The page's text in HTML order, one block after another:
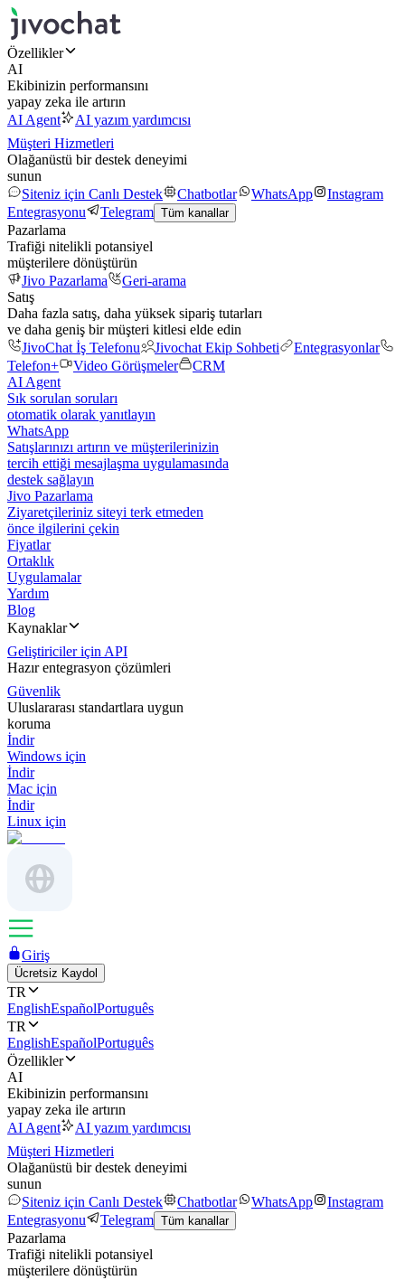
Özellikler
AI
Ekibinizin performansını
yapay zeka ile artırın
AI Agent
AI yazım yardımcısı
Müşteri Hizmetleri
Olağanüstü bir destek deneyimi
sunun
Siteniz için Canlı Destek
Chatbotlar WhatsApp
Instagram
Entegrasyonu
Telegram Tüm kanallar
Pazarlama
Trafiği nitelikli potansiyel
müşterilere dönüştürün
Jivo Pazarlama
Geri-arama
Satış
Daha fazla satış, daha yüksek sipariş tutarları
ve daha geniş bir müşteri kitlesi elde edin
JivoChat İş Telefonu
Jivochat Ekip Sohbeti
Entegrasyonlar
Telefon+
Video Görüşmeler
CRM
AI Agent
Sık sorulan soruları
otomatik olarak yanıtlayın
WhatsApp
Satışlarınızı artırın ve müşterilerinizin
tercih ettiği mesajlaşma uygulamasında
destek sağlayın
Jivo Pazarlama
Ziyaretçileriniz siteyi terk etmeden
önce ilgilerini çekin
Fiyatlar
Ortaklık
Uygulamalar
Yardım
Blog
Kaynaklar
Geliştiriciler için API
Hazır entegrasyon çözümleri
Güvenlik
Uluslararası standartlara uygun
koruma
İndir
Windows için
İndir
Mac için
İndir
Linux için
Giriş
Ücretsiz Kaydol
TR
EnglishEspañolPortuguês
TR
EnglishEspañolPortuguês
Özellikler
AI
Ekibinizin performansını
yapay zeka ile artırın
AI Agent
AI yazım yardımcısı
Müşteri Hizmetleri
Olağanüstü bir destek deneyimi
sunun
Siteniz için Canlı Destek
Chatbotlar WhatsApp
Instagram
Entegrasyonu
Telegram Tüm kanallar
Pazarlama
Trafiği nitelikli potansiyel
müşterilere dönüştürün